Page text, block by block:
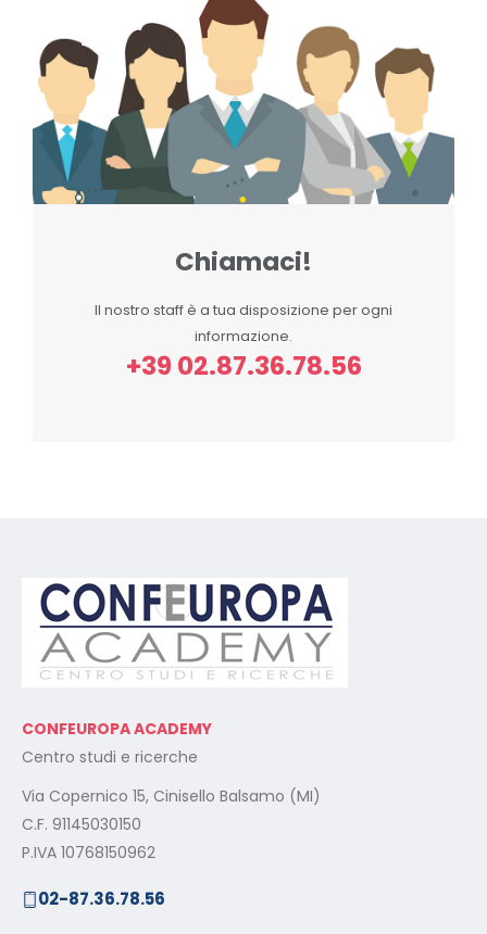
Chiamaci!
Il nostro staff è a tua disposizione per ogni
informazione.
+39 02.87.36.78.56
CONFEUROPA ACADEMY
Centro studi e ricerche
Via Copernico 15, Cinisello Balsamo (MI)
C.F. 91145030150
P.IVA 10768150962
02-87.36.78.56